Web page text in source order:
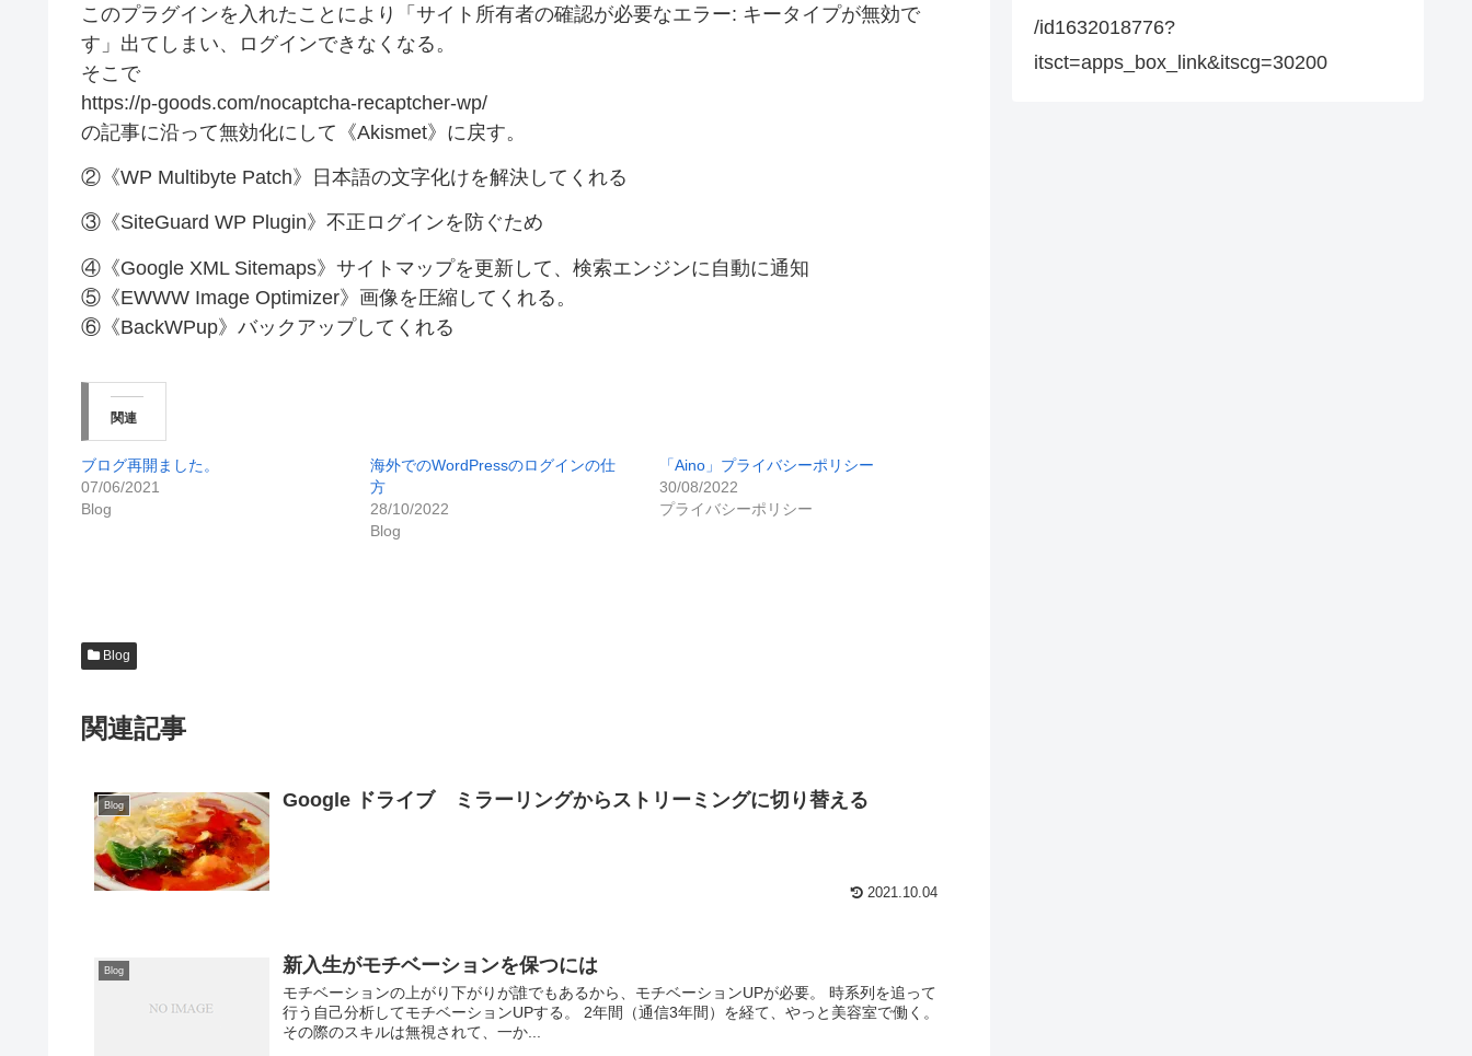
このプラグインを入れたことにより「サイト所有者の確認が必要なエラー: キータイプが無効で
す」出てしまい、ログインできなくなる。
そこで
https://p-goods.com/nocaptcha-recaptcher-wp/
の記事に沿って無効化にして《Akismet》に戻す。
②《WP Multibyte Patch》日本語の文字化けを解決してくれる
③《SiteGuard WP Plugin》不正ログインを防ぐため
④《Google XML Sitemaps》サイトマップを更新して、検索エンジンに自動に通知
⑤《EWWW Image Optimizer》画像を圧縮してくれる。
⑥《BackWPup》バックアップしてくれる
関連
ブログ再開ました。
07/06/2021
Blog
海外でのWordPressのログインの仕
方
28/10/2022
Blog
「Aino」プライバシーポリシー
30/08/2022
プライバシーポリシー
Blog
関連記事
Blog Google ドライブ ミラーリングからストリーミングに切り替える
2021.10.04
Blog 新入生がモチベーションを保つには
モチベーションの上がり下がりが誰でもあるから、モチベーションUPが必要。 時系列を追って
行う自己分析してモチベーションUPする。 2年間（通信3年間）を経て、やっと美容室で働く。
その際のスキルは無視されて、一か...
/id1632018776?
itsct=apps_box_link&itscg=30200